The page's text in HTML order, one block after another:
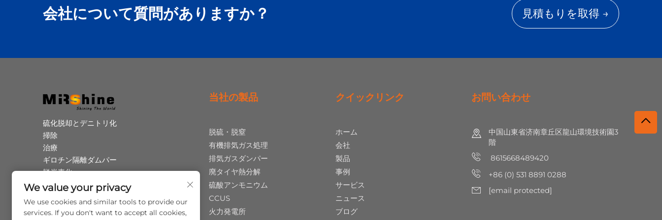
会社について質問がありますか？ 見積もりを取得 →
硫化脱却とデニトリ化
掃除
治療
ギロチン隔離ダムパー
脱炭素化
ヒウム酸共産
運用と保守
当社の製品
脱硫・脱窒
有機排気ガス処理
排気ガスダンパー
廃タイヤ熱分解
硫酸アンモニウム
CCUS
火力発電所
クイックリンク
ホーム
会社
製品
事例
サービス
ニュース
ブログ
お問い合わせ
中国山東省济南章丘区龍山環境技術園3
階
8615668489420
+86 (0) 531 8891 0288
[email protected]
We value your privacy
We use cookies and similar tools to provide our
services. If you don't want to accept all cookies,